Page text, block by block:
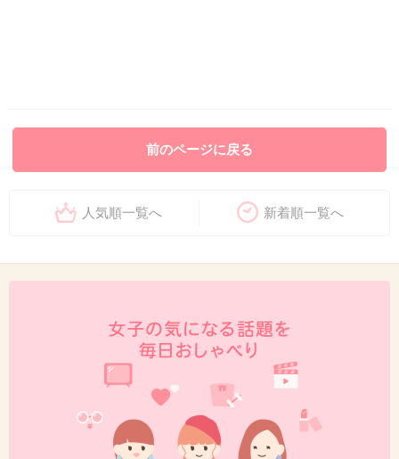
前のページに戻る
人気順一覧へ 新着順一覧へ